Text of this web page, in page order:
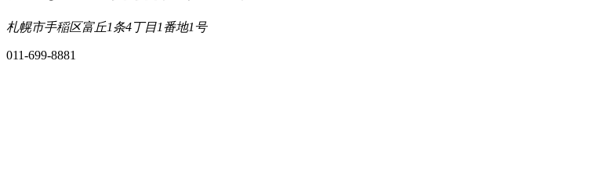
札幌市手稲区富丘1条4丁目1番地1号
011-699-8881